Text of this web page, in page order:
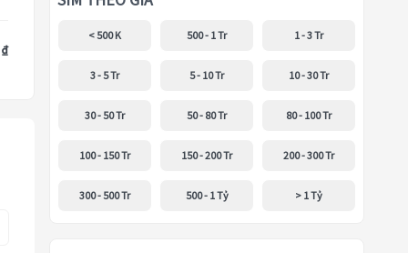
< 500 K 500 - 1 Tr 1 - 3 Tr
3 - 5 Tr 5 - 10 Tr 10 - 30 Tr
30 - 50 Tr 50 - 80 Tr 80 - 100 Tr
100 - 150 Tr 150 - 200 Tr 200 - 300 Tr
300 - 500 Tr 500 - 1 Tỷ > 1 Tỷ